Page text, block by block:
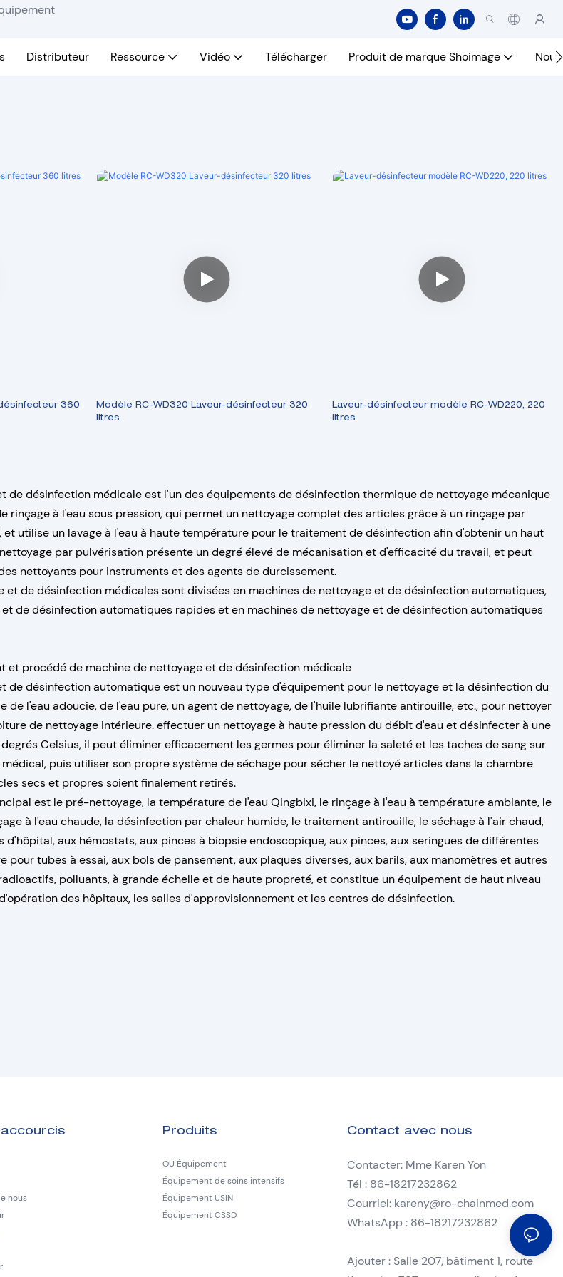
Distributeur Ressource Vidéo Télécharger Produit de marque Shoimage
360
Modèle RC-WD320 Laveur-désinfecteur 320
litres
Laveur-désinfecteur modèle RC-WD220, 220
litres
de désinfection médicale est l'un des équipements de désinfection thermique de nettoyage mécanique
rinçage à l'eau sous pression, qui permet un nettoyage complet des articles grâce à un rinçage par
utilise un lavage à l'eau à haute température pour le traitement de désinfection afin d'obtenir un haut
par pulvérisation présente un degré élevé de mécanisation et d'efficacité du travail, et peut
nettoyants pour instruments et des agents de durcissement.
et de désinfection médicales sont divisées en machines de nettoyage et de désinfection automatiques,
de désinfection automatiques rapides et en machines de nettoyage et de désinfection automatiques
et procédé de machine de nettoyage et de désinfection médicale
de désinfection automatique est un nouveau type d'équipement pour le nettoyage et la désinfection du
de l'eau adoucie, de l'eau pure, un agent de nettoyage, de l'huile lubrifiante antirouille, etc., pour nettoyer
de nettoyage intérieure. effectuer un nettoyage à haute pression du débit d'eau et désinfecter à une
Celsius, il peut éliminer efficacement les germes pour éliminer la saleté et les taches de sang sur
puis utiliser son propre système de séchage pour sécher le nettoyé articles dans la chambre
secs et propres soient finalement retirés.
est le pré-nettoyage, la température de l'eau Qingbixi, le rinçage à l'eau à température ambiante, le
à l'eau chaude, la désinfection par chaleur humide, le traitement antirouille, le séchage à l'air chaud,
d'hôpital, aux hémostats, aux pinces à biopsie endoscopique, aux pinces, aux seringues de différentes
pour tubes à essai, aux bols de pansement, aux plaques diverses, aux barils, aux manomètres et autres
polluants, à grande échelle et de haute propreté, et constitue un équipement de haut niveau
des hôpitaux, les salles d'approvisionnement et les centres de désinfection.
nous
Produits
OU Équipement
Équipement de soins intensifs
Équipement USIN
Équipement CSSD
Contact avec nous
Contacter: Mme Karen Yon
Tél : 86-18217232862
Courriel: kareny@ro-chainmed.com
WhatsApp : 86-18217232862
Ajouter : Salle 207, bâtiment 1, route